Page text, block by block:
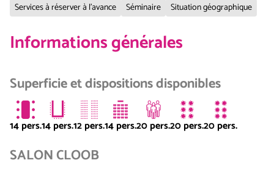
Services à réserver à l'avance
Séminaire Situation géographique
Informations générales
Superficie et dispositions disponibles
14 pers.14 pers.12 pers.14 pers.20 pers.20 pers.20 pers.
SALON CLOOB